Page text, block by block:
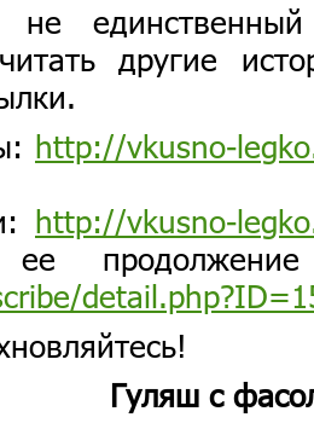
не
другие
http://vkusno-
http://vkusno-
Гуляш с